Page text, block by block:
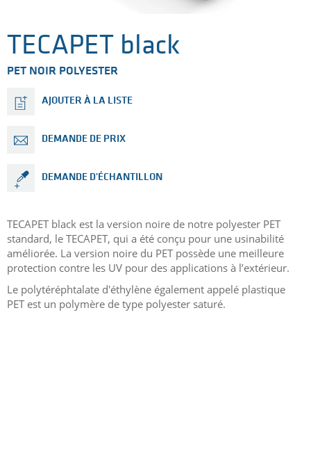
TECAPET black
PET NOIR POLYESTER
AJOUTER À LA LISTE
DEMANDE DE PRIX
DEMANDE D'ÉCHANTILLON
TECAPET black est la version noire de notre polyester PET
standard, le TECAPET, qui a été conçu pour une usinabilité
améliorée. La version noire du PET possède une meilleure
protection contre les UV pour des applications à l’extérieur.
Le polytéréphtalate d'éthylène également appelé plastique
PET est un polymère de type polyester saturé.